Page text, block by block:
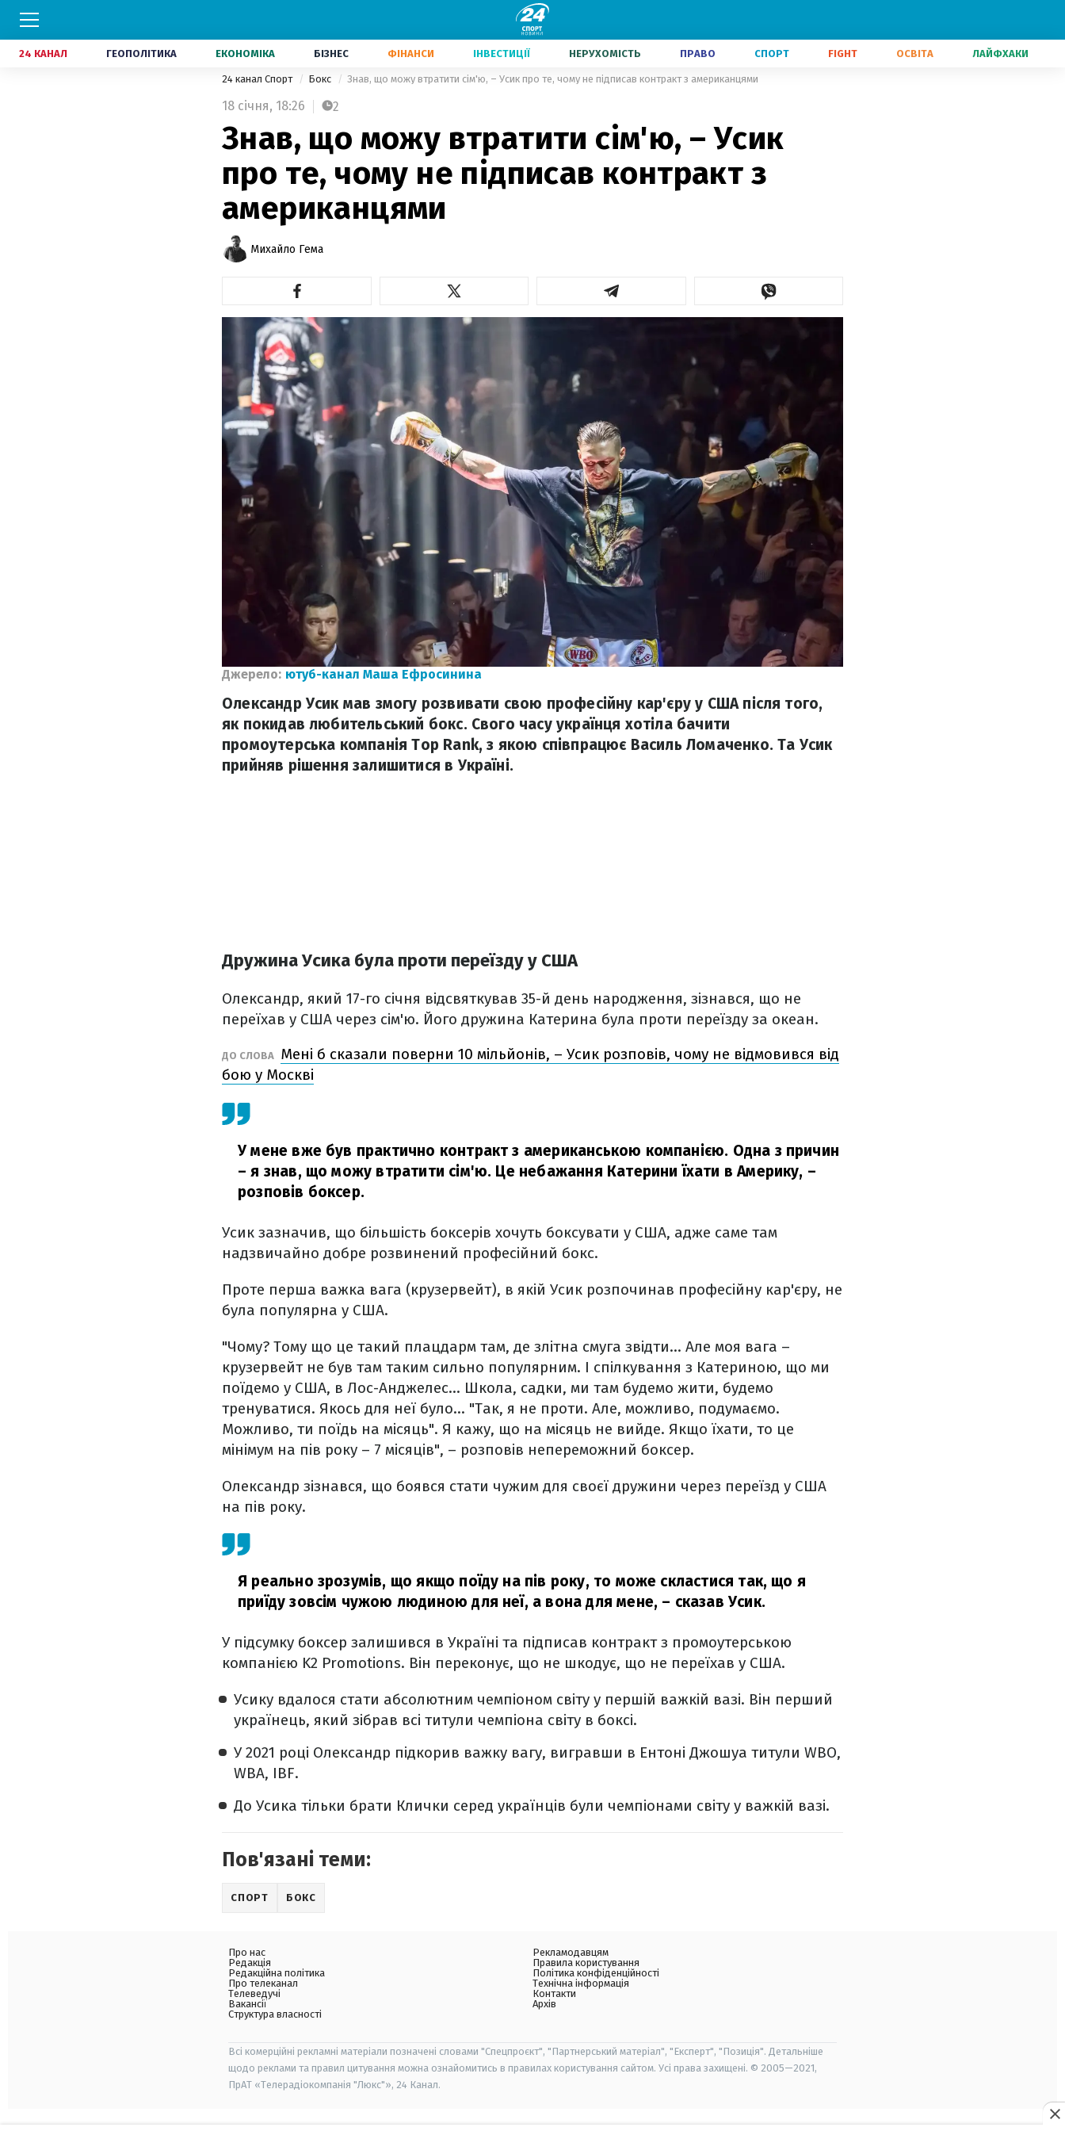
24 КАНАЛ ГЕОПОЛІТИКА ЕКОНОМІКА БІЗНЕС ФІНАНСИ ІНВЕСТИЦІЇ НЕРУХОМІСТЬ ПРАВО СПОРТ FIGHT ОСВІТА ЛАЙФХАКИ
24 канал Спорт Бокс Знав, що можу втратити сім'ю, – Усик про те, чому не підписав контракт з американцями
18 січня, 18:26 2
Знав, що можу втратити сім'ю, – Усик
про те, чому не підписав контракт з
американцями
Михайло Гема
Джерело: ютуб-канал Маша Ефросинина
Олександр Усик мав змогу розвивати свою професійну кар'єру у США після того,
як покидав любительський бокс. Свого часу українця хотіла бачити
промоутерська компанія Top Rank, з якою співпрацює Василь Ломаченко. Та Усик
прийняв рішення залишитися в Україні.
Дружина Усика була проти переїзду у США
Олександр, який 17-го січня відсвяткував 35-й день народження, зізнався, що не
переїхав у США через сім'ю. Його дружина Катерина була проти переїзду за океан.
ДО СЛОВА Мені б сказали поверни 10 мільйонів, – Усик розповів, чому не відмовився від
бою у Москві
У мене вже був практично контракт з американською компанією. Одна з причин
– я знав, що можу втратити сім'ю. Це небажання Катерини їхати в Америку, –
розповів боксер.
Усик зазначив, що більшість боксерів хочуть боксувати у США, адже саме там
надзвичайно добре розвинений професійний бокс.
Проте перша важка вага (крузервейт), в якій Усик розпочинав професійну кар'єру, не
була популярна у США.
"Чому? Тому що це такий плацдарм там, де злітна смуга звідти... Але моя вага –
крузервейт не був там таким сильно популярним. І спілкування з Катериною, що ми
поїдемо у США, в Лос-Анджелес... Школа, садки, ми там будемо жити, будемо
тренуватися. Якось для неї було... "Так, я не проти. Але, можливо, подумаємо.
Можливо, ти поїдь на місяць". Я кажу, що на місяць не вийде. Якщо їхати, то це
мінімум на пів року – 7 місяців", – розповів непереможний боксер.
Олександр зізнався, що боявся стати чужим для своєї дружини через переїзд у США
на пів року.
Я реально зрозумів, що якщо поїду на пів року, то може скластися так, що я
приїду зовсім чужою людиною для неї, а вона для мене, – сказав Усик.
У підсумку боксер залишився в Україні та підписав контракт з промоутерською
компанією K2 Promotions. Він переконує, що не шкодує, що не переїхав у США.
Усику вдалося стати абсолютним чемпіоном світу у першій важкій вазі. Він перший
українець, який зібрав всі титули чемпіона світу в боксі.
У 2021 році Олександр підкорив важку вагу, вигравши в Ентоні Джошуа титули WBO,
WBA, IBF.
До Усика тільки брати Клички серед українців були чемпіонами світу у важкій вазі.
Пов'язані теми:
СПОРТ БОКС
Про нас
Редакція
Редакційна політика
Про телеканал
Телеведучі
Вакансії
Структура власності
Рекламодавцям
Правила користування
Політика конфіденційності
Технічна інформація
Контакти
Архів
Всі комерційні рекламні матеріали позначені словами "Спецпроєкт", "Партнерський матеріал", "Експерт", "Позиція". Детальніше
щодо реклами та правил цитування можна ознайомитись в правилах користування сайтом. Усі права захищені. © 2005—2021,
ПрАТ «Телерадіокомпанія "Люкс"», 24 Канал.